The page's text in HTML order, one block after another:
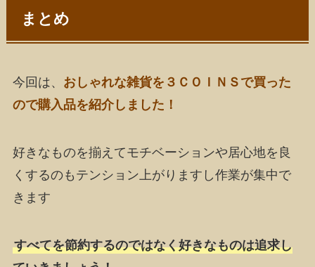
まとめ
今回は、 おしゃれな雑貨を３ＣＯＩＮＳで買った
ので購入品を紹介しました！
好きなものを揃えてモチベーションや居心地を良
くするのもテンション上がりますし作業が集中で
きます
すべてを節約するのではなく好きなものは追求し